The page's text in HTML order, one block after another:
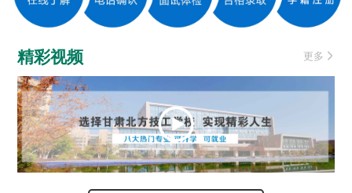
精彩视频 更多